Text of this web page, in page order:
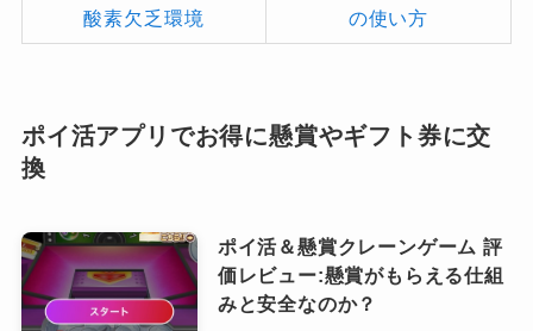
酸素欠乏環境
の使い方
ポイ活アプリでお得に懸賞やギフト券に交
換
ポイ活＆懸賞クレーンゲーム 評
価レビュー:懸賞がもらえる仕組
みと安全なのか？